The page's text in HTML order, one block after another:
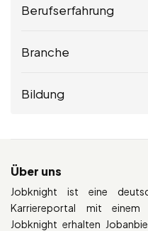
Berufserfahrung
Branche
Bildung
Über uns
Jobknight ist eine
Karriereportal mit einem
Jobknight erhalten